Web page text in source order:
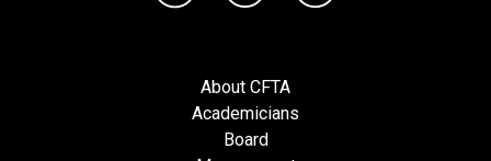
About CFTA
Academicians
Board